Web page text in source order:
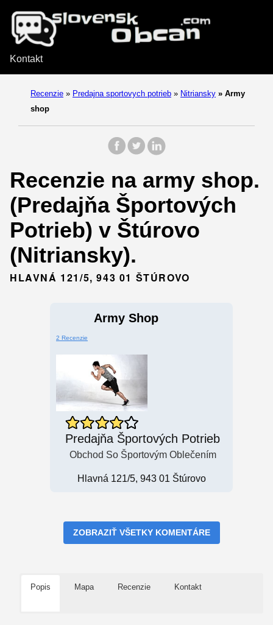
Kontakt
Recenzie » Predajna sportovych potrieb » Nitriansky » Army
shop
Recenzie na army shop.
(Predajňa Športových
Potrieb) v Štúrovo
(Nitriansky).
HLAVNÁ 121/5, 943 01 ŠTÚROVO
Army Shop
2 Recenzie
Predajňa Športových Potrieb
Obchod So Športovým Oblečením
Hlavná 121/5, 943 01 Štúrovo
ZOBRAZIŤ VŠETKY KOMENTÁRE
Popis Mapa Recenzie Kontakt